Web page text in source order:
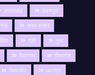
उत्तराखंड
उदयपुरा
कथा वाचन
गङी
गुना
गैरतगंज
गोहरगंज
चिकलोद
छतरपुर